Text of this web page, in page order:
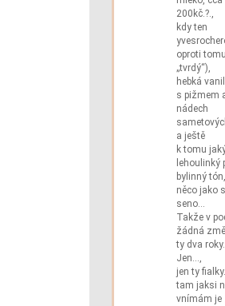
200kč.?.,
kdy ten
oproti
„tvrdý“),
hebká
s pižmem
nádech
a ještě
k tomu
lehoulinký
bylinný
něco jako
seno…
Takže v
žádná
ty dva
Jen…,
jen ty
tam jaksi
vnímám je